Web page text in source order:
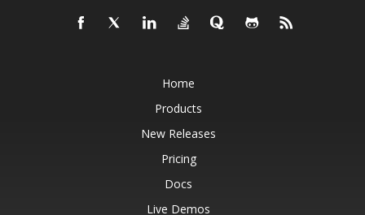
Home
Products
New Releases
Pricing
Docs
Live Demos